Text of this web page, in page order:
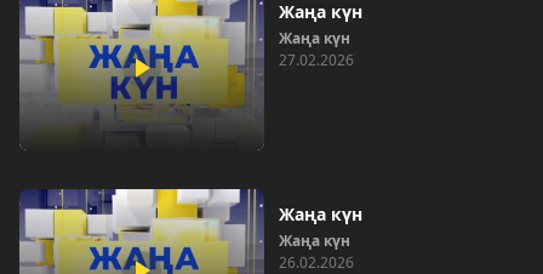
Жаңа күн
Жаңа күн
27.02.2026
Жаңа күн
Жаңа күн
26.02.2026